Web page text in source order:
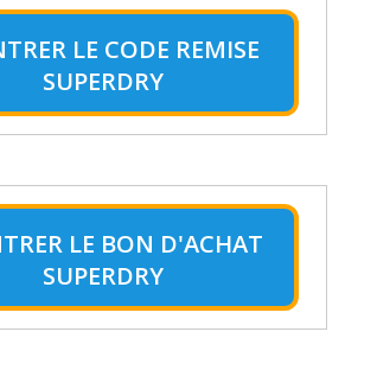
LE CODE REMISE
SUPERDRY
LE BON D'ACHAT
SUPERDRY